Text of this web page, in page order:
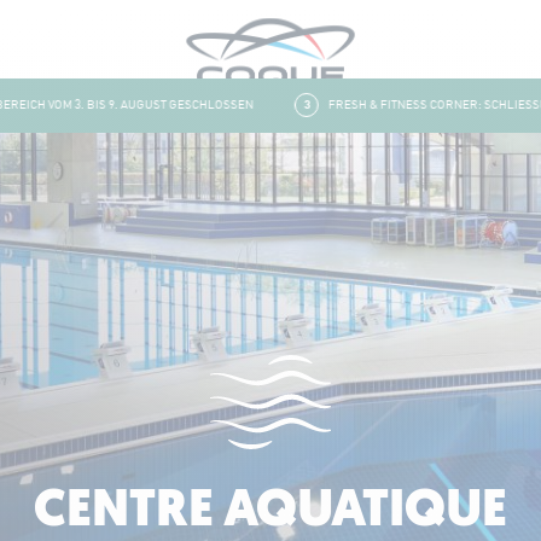
VOM 3. BIS 9. AUGUST GESCHLOSSEN FRESH & FITNESS CORNER: SCHLIESSUNG
CENTRE AQUATIQUE